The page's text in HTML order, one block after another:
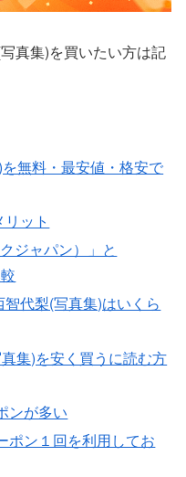
真集)を買いたい方は記
無料・最安値・格安で
ット
ジャパン）」と
代梨(写真集)はいくら
集)を安く買うに読む方
ンが多い
ポン１回を利用してお